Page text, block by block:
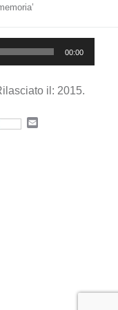
00:00
il: 2015.